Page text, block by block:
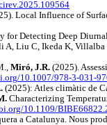
Local Influence of
for Detecting Deep
A, Liu C, Ikeda K,
Miró, J.R.(2025).
10.1007/978-3-031-
(2025): Atles climàtic de
Characterizing
10.1109/
a Catalunya. Nous